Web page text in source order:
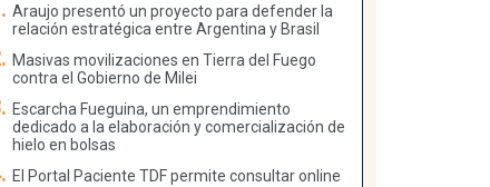
Araujo presentó un proyecto para defender la
relación estratégica entre Argentina y Brasil
Masivas movilizaciones en Tierra del Fuego
contra el Gobierno de Milei
Escarcha Fueguina, un emprendimiento
dedicado a la elaboración y comercialización de
hielo en bolsas
El Portal Paciente TDF permite consultar online